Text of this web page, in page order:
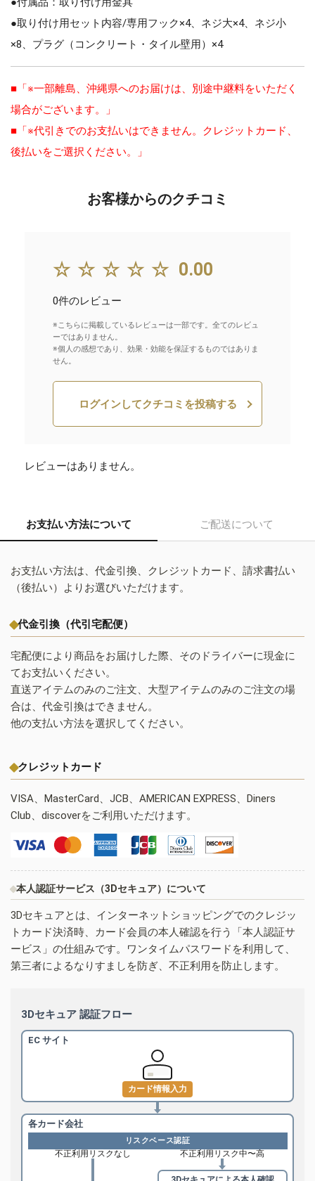
●取り付け用セット内容/専用フック×4、ネジ大×4、ネジ小
×8、プラグ（コンクリート・タイル壁用）×4
■「※一部離島、沖縄県へのお届けは、別途中継料をいただく
場合がございます。」
■「※代引きでのお支払いはできません。クレジットカード、
後払いをご選択ください。」
お客様からのクチコミ
☆☆☆☆☆ 0.00
0件のレビュー
※こちらに掲載しているレビューは一部です。全てのレビュ
ーではありません。
※個人の感想であり、効果・効能を保証するものではありま
せん。
ログインしてクチコミを投稿する
レビューはありません。
お支払い方法について ご配送について
お支払い方法は、代金引換、クレジットカード、請求書払い
（後払い）よりお選びいただけます。
代金引換（代引宅配便）
宅配便により商品をお届けした際、そのドライバーに現金に
てお支払いください。
直送アイテムのみのご注文、大型アイテムのみのご注文の場
合は、代金引換はできません。
他の支払い方法を選択してください。
クレジットカード
VISA、MasterCard、JCB、AMERICAN EXPRESS、Diners
Club、discoverをご利用いただけます。
本人認証サービス（3Dセキュア）について
3Dセキュアとは、インターネットショッピングでのクレジッ
トカード決済時、カード会員の本人確認を行う「本人認証サ
ービス」の仕組みです。ワンタイムパスワードを利用して、
第三者によるなりすましを防ぎ、不正利用を防止します。
3Dセキュア 認証フロー
EC サイト
カード情報入力
各カード会社
リスクベース認証
不正利用リスクなし 不正利用リスク中〜高